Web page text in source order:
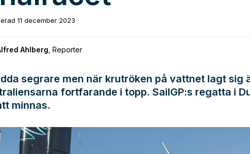
11 december 2023
Ahlberg Reporter
segrare men när krutröken på vattnet lagt sig
fortfarande i topp. SailGP:s regatta i
minnas.